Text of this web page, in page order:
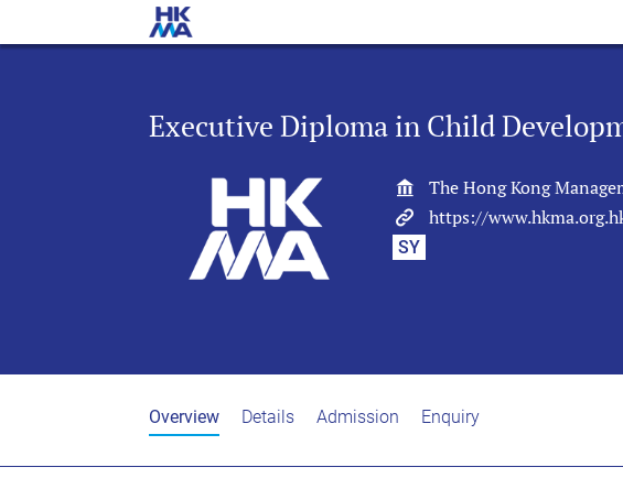
Executive Diploma in Child
The Hong Kong
https://
SY
Overview Details Admission Enquiry